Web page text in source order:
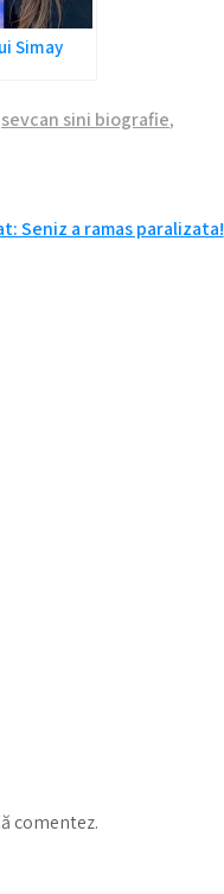
Simay
sevcan sini biografie,
Seniz a ramas paralizata!
comentez.